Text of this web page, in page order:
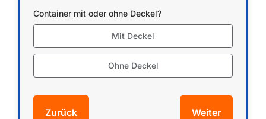
Container mit oder ohne Deckel?
Mit Deckel
Ohne Deckel
Zurück Weiter